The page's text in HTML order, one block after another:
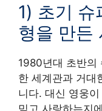
1) 초기 슈
형을 만든
1980년대 초반의
한 세계관과 거대
니다. 대신 영웅
믿고 사랑하는지